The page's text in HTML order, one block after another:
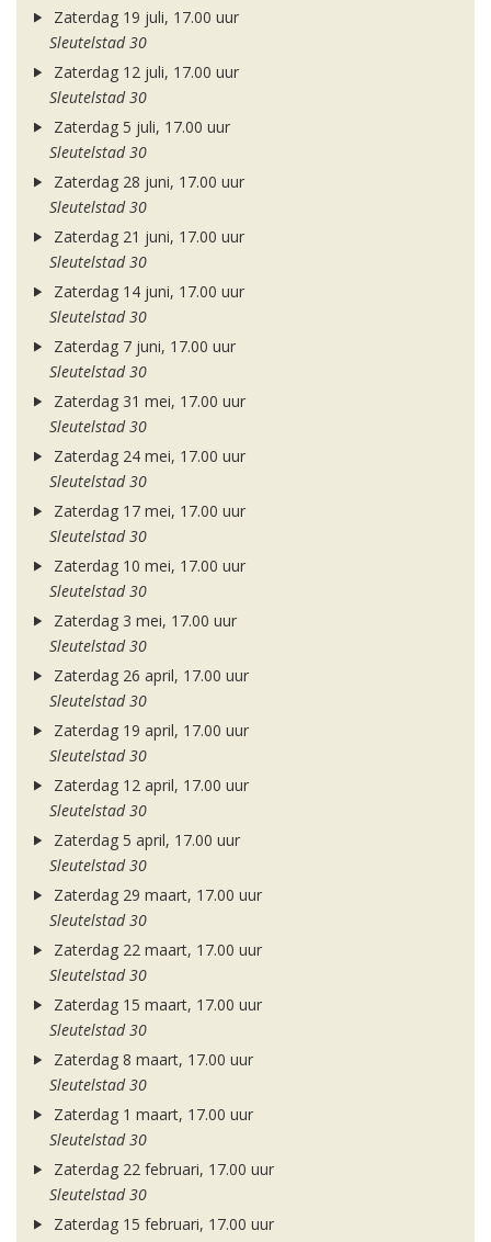
Zaterdag 19 juli, 17.00 uur
Sleutelstad 30
Zaterdag 12 juli, 17.00 uur
Sleutelstad 30
Zaterdag 5 juli, 17.00 uur
Sleutelstad 30
Zaterdag 28 juni, 17.00 uur
Sleutelstad 30
Zaterdag 21 juni, 17.00 uur
Sleutelstad 30
Zaterdag 14 juni, 17.00 uur
Sleutelstad 30
Zaterdag 7 juni, 17.00 uur
Sleutelstad 30
Zaterdag 31 mei, 17.00 uur
Sleutelstad 30
Zaterdag 24 mei, 17.00 uur
Sleutelstad 30
Zaterdag 17 mei, 17.00 uur
Sleutelstad 30
Zaterdag 10 mei, 17.00 uur
Sleutelstad 30
Zaterdag 3 mei, 17.00 uur
Sleutelstad 30
Zaterdag 26 april, 17.00 uur
Sleutelstad 30
Zaterdag 19 april, 17.00 uur
Sleutelstad 30
Zaterdag 12 april, 17.00 uur
Sleutelstad 30
Zaterdag 5 april, 17.00 uur
Sleutelstad 30
Zaterdag 29 maart, 17.00 uur
Sleutelstad 30
Zaterdag 22 maart, 17.00 uur
Sleutelstad 30
Zaterdag 15 maart, 17.00 uur
Sleutelstad 30
Zaterdag 8 maart, 17.00 uur
Sleutelstad 30
Zaterdag 1 maart, 17.00 uur
Sleutelstad 30
Zaterdag 22 februari, 17.00 uur
Sleutelstad 30
Zaterdag 15 februari, 17.00 uur